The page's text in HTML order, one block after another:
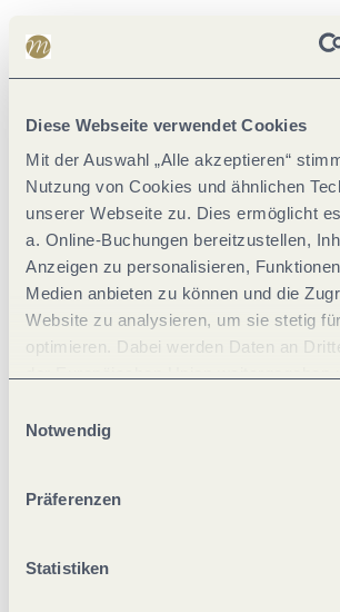
Diese Webseite verwendet Cookies
Mit der Auswahl „Alle akzeptieren“
Nutzung von Cookies und ähnlichen
unserer Webseite zu. Dies ermöglicht
a. Online-Buchungen bereitzustellen,
Anzeigen zu personalisieren,
Medien anbieten zu können und die
Website zu analysieren, um sie stetig
optimieren. Dabei werden Daten an
jederzeit widerrufen werden. Mit der
ablehnen" kann es zu
Notwendig
Präferenzen
Statistiken
Allgemeine
Einrichtungen Betrieb
Eignung
Verpflegung